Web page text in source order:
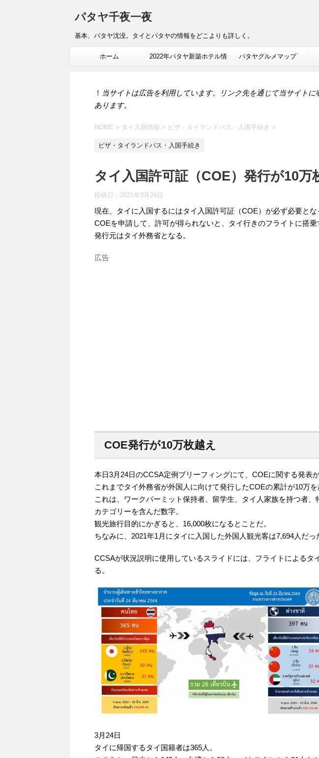
パタヤ千夜一夜
基本、パタヤ沈没。タイとパタヤの情報をどこよりも詳しく。
ホーム 2022年パタヤ新築ホテル情 パタヤグルメマップ
！ 当サイトは広告を利用しています。リンク先を通じて当サイト
あります。
HOME > タイ入国情報 > ビザ・タイランドパス・入国手続き >
ビザ・タイランドパス・入国手続き
タイ入国許可証（COE）発行が10万
投稿日： 2021年3月24日
現在、タイに入国するにはタイ入国許可証（COE）が必ず必要とな
COEを申請して、許可が得られないと、タイ行きのフライトに搭乗
発行元はタイ外務省となる。
広告
COE発行が10万枚越え
本日3月24日のCCSA定例ブリーフィングにて、COEに関する発表が
これまでタイ外務省が外国人に向けて発行したCOEの累計が10万を
これは、ワークパーミット保持者、留学生、タイ人家族を持つ者
カテゴリーを含んだ数字。
観光旅行目的にかぎると、16,000枚になるとことだ。
ちなみに、2021年1月にタイに入国した外国人観光客は7,694人だっ
CCSAが状況説明に使用しているスライドには、フライトによるタ
る。
3月24日
タイに帰国するタイ国籍者は365人。